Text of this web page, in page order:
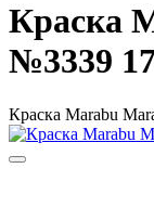
Краска
№3339
Краска Маrabu